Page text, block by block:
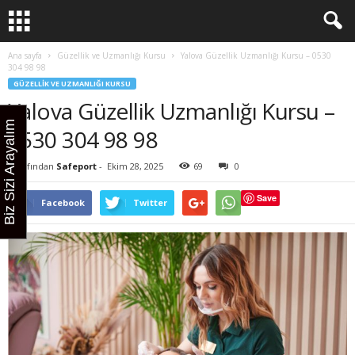
Ana sayfa Güzellik ve Uzmanlığı Kursu
Yalova Güzellik Uzmanlığı Kursu – 0530
304 98 98
GÜZELLIK VE UZMANLIĞI KURSU
Yalova Güzellik Uzmanlığı Kursu –
0530 304 98 98
Tarafından Safeport - Ekim 28, 2025 69 0
Facebook Twitter Save
Biz Sizi Arayalım